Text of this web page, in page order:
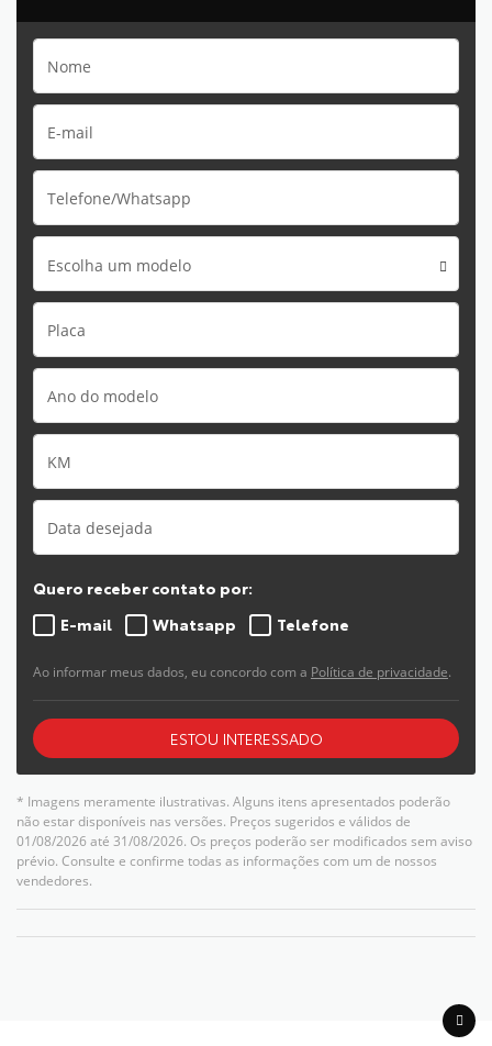
Escolha um modelo
Quero receber contato por:
E-mail
Whatsapp Telefone
Ao informar meus dados, eu concordo com a Política de privacidade.
ESTOU INTERESSADO
* Imagens meramente ilustrativas. Alguns itens apresentados poderão
não estar disponíveis nas versões. Preços sugeridos e válidos de
01/08/2026 até 31/08/2026. Os preços poderão ser modificados sem aviso
prévio. Consulte e confirme todas as informações com um de nossos
vendedores.